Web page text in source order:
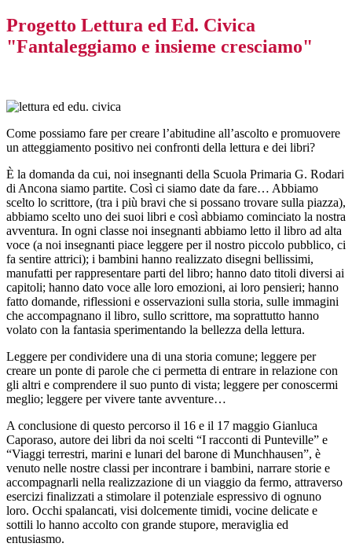
Progetto Lettura ed Ed. Civica
"Fantaleggiamo e insieme cresciamo"
Come possiamo fare per creare l’abitudine all’ascolto e promuovere
un atteggiamento positivo nei confronti della lettura e dei libri?
È la domanda da cui, noi insegnanti della Scuola Primaria G. Rodari
di Ancona siamo partite. Così ci siamo date da fare… Abbiamo
scelto lo scrittore, (tra i più bravi che si possano trovare sulla piazza),
abbiamo scelto uno dei suoi libri e così abbiamo cominciato la nostra
avventura. In ogni classe noi insegnanti abbiamo letto il libro ad alta
voce (a noi insegnanti piace leggere per il nostro piccolo pubblico, ci
fa sentire attrici); i bambini hanno realizzato disegni bellissimi,
manufatti per rappresentare parti del libro; hanno dato titoli diversi ai
capitoli; hanno dato voce alle loro emozioni, ai loro pensieri; hanno
fatto domande, riflessioni e osservazioni sulla storia, sulle immagini
che accompagnano il libro, sullo scrittore, ma soprattutto hanno
volato con la fantasia sperimentando la bellezza della lettura.
Leggere per condividere una di una storia comune; leggere per
creare un ponte di parole che ci permetta di entrare in relazione con
gli altri e comprendere il suo punto di vista; leggere per conoscermi
meglio; leggere per vivere tante avventure…
A conclusione di questo percorso il 16 e il 17 maggio Gianluca
Caporaso, autore dei libri da noi scelti “I racconti di Punteville” e
“Viaggi terrestri, marini e lunari del barone di Munchhausen”, è
venuto nelle nostre classi per incontrare i bambini, narrare storie e
accompagnarli nella realizzazione di un viaggio da fermo, attraverso
esercizi finalizzati a stimolare il potenziale espressivo di ognuno
loro. Occhi spalancati, visi dolcemente timidi, vocine delicate e
sottili lo hanno accolto con grande stupore, meraviglia ed
entusiasmo.